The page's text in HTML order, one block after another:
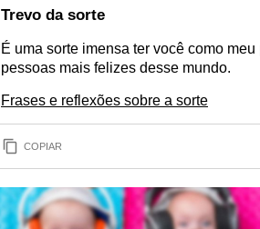
Trevo da sorte
É uma sorte imensa ter você como
pessoas mais felizes desse mundo.
Frases e reflexões sobre a sorte
COPIAR